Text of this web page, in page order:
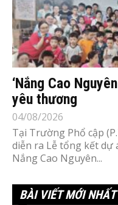
‘Nắng Cao
yêu thương
04/08/2026
Tại Trường Phổ cập
diễn ra Lễ tổng kết dự
Nắng Cao Nguyên...
BÀI VIẾT MỚI NHẤT